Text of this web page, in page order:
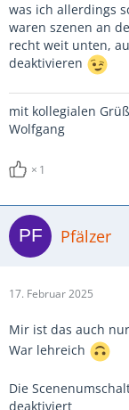
was ich allerdings
waren szenen an
recht weit unten,
deaktivieren
mit kollegialen
Wolfgang
1
Pfälzer
17. Februar 2025
Mir ist das auch
War lehreich
Die
deaktiviert